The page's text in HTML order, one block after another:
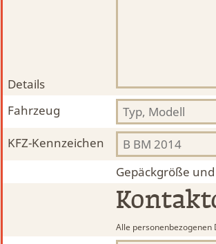
Details
Fahrzeug
KFZ-Kennzeichen
Gepäckgröße und
Alle personenbezogenen